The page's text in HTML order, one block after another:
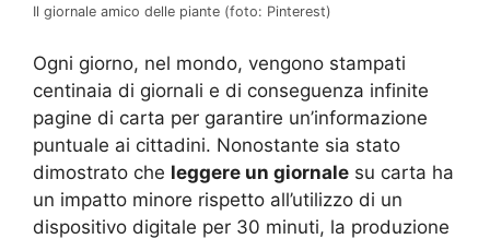
Il giornale amico delle piante (foto: Pinterest)
Ogni giorno, nel mondo, vengono stampati
centinaia di giornali e di conseguenza infinite
pagine di carta per garantire un’informazione
puntuale ai cittadini. Nonostante sia stato
dimostrato che leggere un giornale su carta ha
un impatto minore rispetto all’utilizzo di un
dispositivo digitale per 30 minuti, la produzione